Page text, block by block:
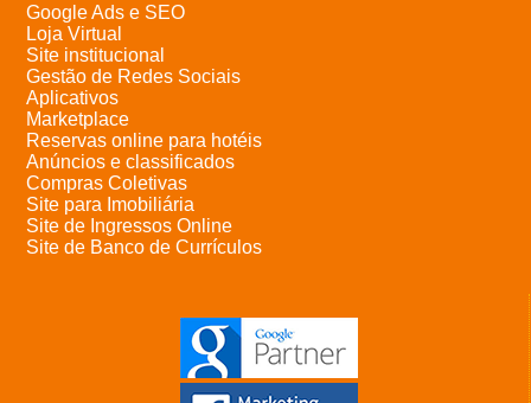
Google Ads e SEO
Loja Virtual
Site institucional
Gestão de Redes Sociais
Aplicativos
Marketplace
Reservas online para hotéis
Anúncios e classificados
Compras Coletivas
Site para Imobiliária
Site de Ingressos Online
Site de Banco de Currículos